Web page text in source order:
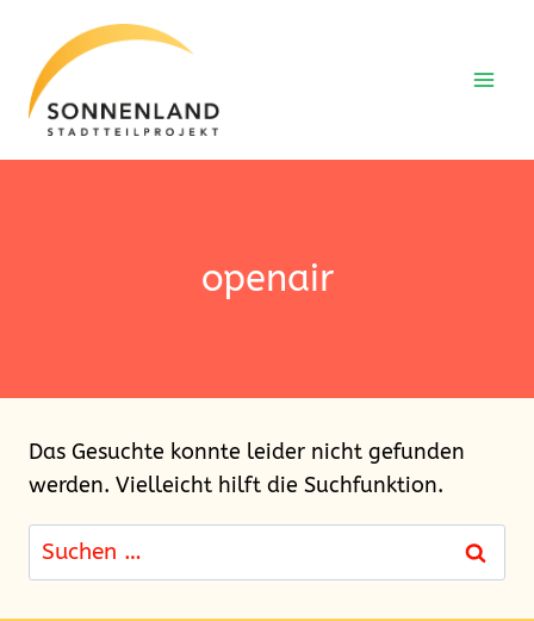
Inhalt
springen
openair
Das Gesuchte konnte leider nicht gefunden
werden. Vielleicht hilft die Suchfunktion.
Suchen
nach: